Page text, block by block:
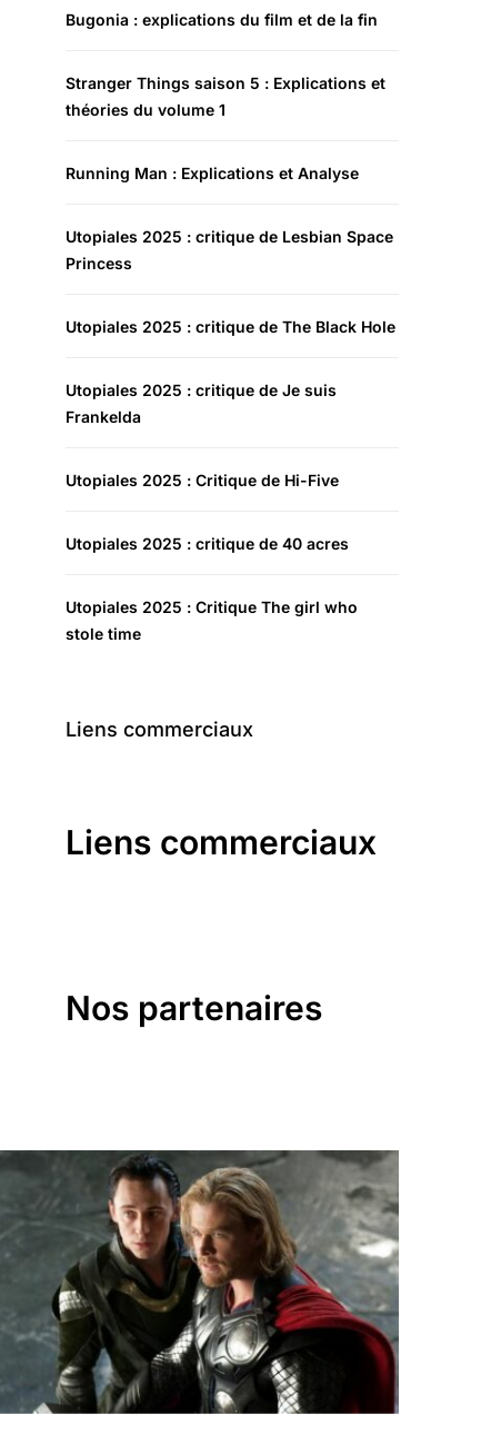
Bugonia : explications du film et de la fin
Stranger Things saison 5 : Explications et
théories du volume 1
Running Man : Explications et Analyse
Utopiales 2025 : critique de Lesbian Space
Princess
Utopiales 2025 : critique de The Black Hole
Utopiales 2025 : critique de Je suis
Frankelda
Utopiales 2025 : Critique de Hi-Five
Utopiales 2025 : critique de 40 acres
Utopiales 2025 : Critique The girl who
stole time
Liens commerciaux
Liens commerciaux
Nos partenaires